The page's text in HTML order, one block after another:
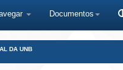
Documentos
DA UNB